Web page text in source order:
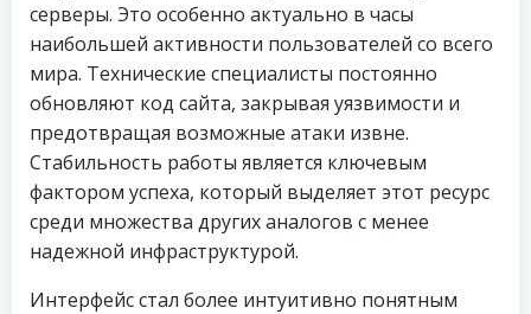
серверы. Это особенно актуально в часы
наибольшей активности пользователей со всего
мира. Технические специалисты постоянно
обновляют код сайта, закрывая уязвимости и
предотвращая возможные атаки извне.
Стабильность работы является ключевым
фактором успеха, который выделяет этот ресурс
среди множества других аналогов с менее
надежной инфраструктурой.
Интерфейс стал более интуитивно понятным